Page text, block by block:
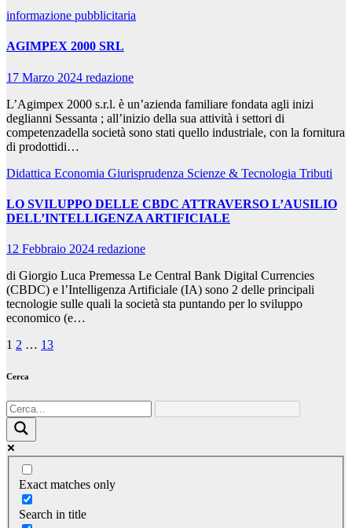
informazione pubblicitaria
AGIMPEX 2000 SRL
17 Marzo 2024 redazione
L’Agimpex 2000 s.r.l. è un’azienda familiare fondata agli inizi
deglianni Sessanta ; all’inizio della sua attività i settori di
competenzadella società sono stati quello industriale, con la fornitura
di prodottidi…
Didattica Economia Giurisprudenza Scienze & Tecnologia Tributi
LO SVILUPPO DELLE CBDC ATTRAVERSO L’AUSILIO
DELL’INTELLIGENZA ARTIFICIALE
12 Febbraio 2024 redazione
di Giorgio Luca Premessa Le Central Bank Digital Currencies
(CBDC) e l’Intelligenza Artificiale (IA) sono 2 delle principali
tecnologie sulle quali la società sta puntando per lo sviluppo
economico (e…
Paginazione
degli
1 2 … 13
Cerca
Exact matches only
Search in title